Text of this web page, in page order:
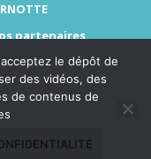
partenaires
légalesle dépôt de
des vidéos, des
de contenus de